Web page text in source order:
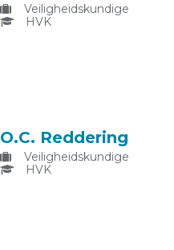
Veiligheidskundige
HVK
O.C. Reddering
Veiligheidskundige
HVK